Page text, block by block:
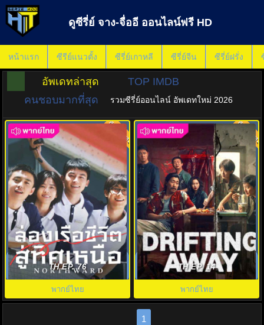
ดูซีรี่ย์ จาง-จื่ออี ออนไลน์ฟรี HD
หน้าแรก ซีรีย์แนวตั้ง ซีรี่ย์เกาหลี ซีรี่ย์จีน ซีรี่ย์ฝรั่ง
อัพเดทล่าสุด
TOP IMDB
คนชอบมากที่สุด
รวมซีรี่ย์ออนไลน์ อัพเดทใหม่ 2026
ล่องเรือชีวิตสู่ทิศเหนือ (2025)
Northward พากย์ไทย EP.1-38
7.0 พากย์ไทย
TH EP. 76
พากย์ไทย
หนี ตาย DRIFTING AWAY พากย์
ไทย EP.1-14 (จบ)
7.0 พากย์ไทย
TH EP. 14
พากย์ไทย
1